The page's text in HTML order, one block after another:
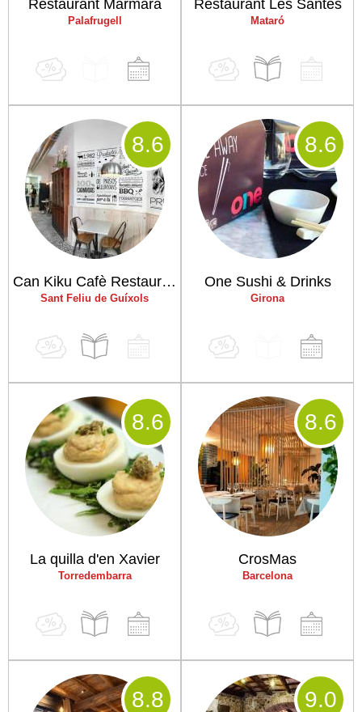
Restaurant Marmara
Palafrugell
Restaurant Les Santes
Mataró
Can Kiku Cafè Restaurant
Sant Feliu de Guíxols
8.6
One Sushi & Drinks
Girona
8.6
La quilla d'en Xavier
Torredembarra
8.6
CrosMas
Barcelona
8.6
8.8 9.0